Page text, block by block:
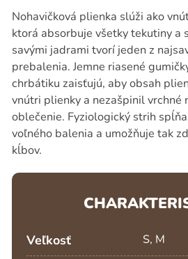
Nohavičková plienka slúži ako
ktorá absorbuje všetky tekutiny a
savými jadrami tvorí jeden z
prebalenia. Jemne riasené
chrbátiku zaisťujú, aby obsah
vnútri plienky a nezašpinil vrchné
oblečenie. Fyziologický strih
voľného balenia a umožňuje tak
kĺbov.
Veľkosť S, M